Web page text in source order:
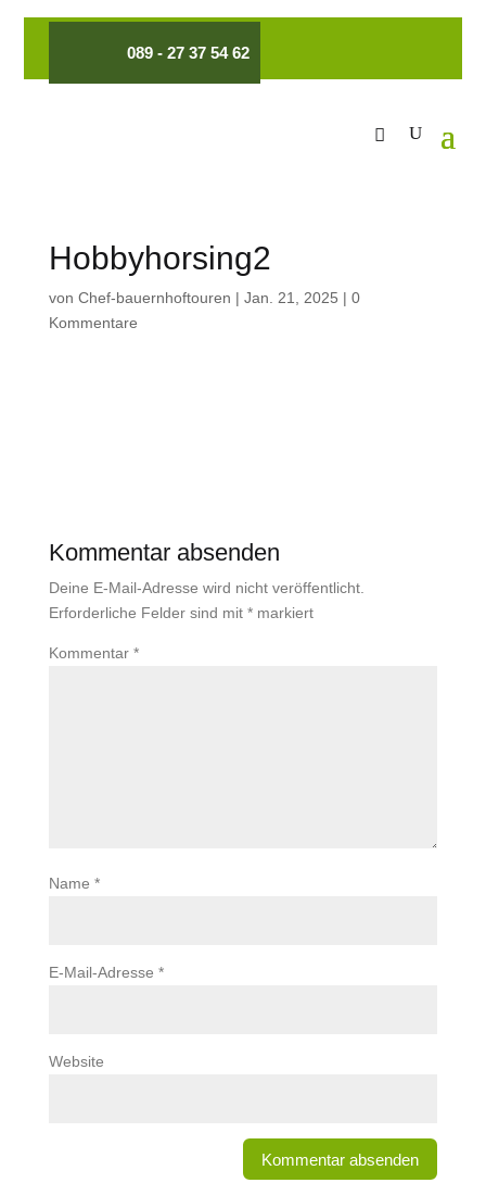
089 - 27 37 54 62
Hobbyhorsing2
von Chef-bauernhoftouren | Jan. 21, 2025 | 0
Kommentare
Kommentar absenden
Deine E-Mail-Adresse wird nicht veröffentlicht.
Erforderliche Felder sind mit *markiert
Kommentar *
Name *
E-Mail-Adresse *
Website